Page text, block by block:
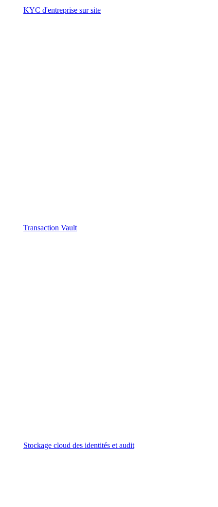
KYC d'entreprise sur site
Transaction Vault
Stockage cloud des identités et audit